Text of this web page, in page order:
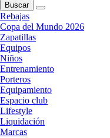
Buscar
Rebajas
Copa del Mundo 2026
Zapatillas
Equipos
Niños
Entrenamiento
Porteros
Equipamiento
Espacio club
Lifestyle
Liquidación
Marcas